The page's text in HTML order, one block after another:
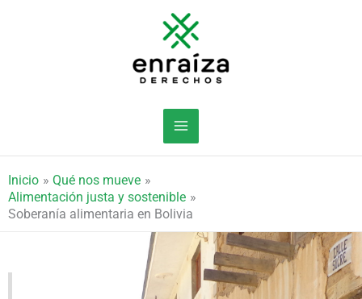
Inicio
Qué nos mueve
Alimentación justa y sostenible
Soberanía alimentaria en Bolivia